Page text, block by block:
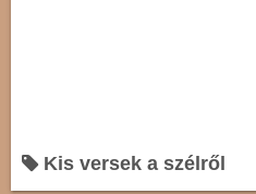
Kis versek a szélről